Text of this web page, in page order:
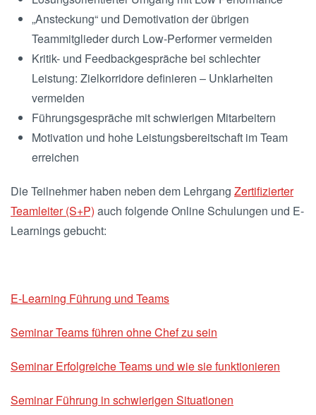
„Ansteckung“ und Demotivation der übrigen
Teammitglieder durch Low-Performer vermeiden
Kritik- und Feedbackgespräche bei schlechter
Leistung: Zielkorridore definieren – Unklarheiten
vermeiden
Führungsgespräche mit schwierigen Mitarbeitern
Motivation und hohe Leistungsbereitschaft im Team
erreichen
Die Teilnehmer haben neben dem Lehrgang Zertifizierter
Teamleiter (S+P) auch folgende Online Schulungen und E-
Learnings gebucht:
E-Learning Führung und Teams
Seminar Teams führen ohne Chef zu sein
Seminar Erfolgreiche Teams und wie sie funktionieren
Seminar Führung in schwierigen Situationen